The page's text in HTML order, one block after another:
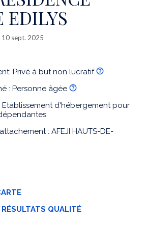
EDILYS
10 sept. 2025
Privé à but non lucratif
: Personne âgée
Etablissement d'hébergement pour
: AFEJI HAUTS-DE-
QUALITÉ